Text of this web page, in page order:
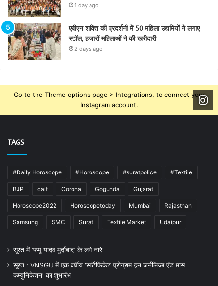
1 day ago
एबीएन शक्ति की प्रदर्शनी में 50 महिला उद्यमियों ने लगाए
स्टॉल, हजारों महिलाओं ने की खरीदारी
2 days ago
Go to the Theme options page > Integrations, to connect your
Instagram account.
TAGS
#Daily Horoscope #Horoscope #suratpolice #Textile
BJP cait Corona Gogunda Gujarat
Horoscope2022 Horoscopetoday Mumbai Rajasthan
Samsung SMC Surat Textile Market Udaipur
सूरत में ‘पप्पू यादव मुर्दाबाद’ के लगे नारे
सूरत : VNSGU में एक वर्षीय ‘सर्टिफिकेट प्रोग्राम इन जर्नलिज्म एंड मास
कम्युनिकेशन’ का शुभारंभ